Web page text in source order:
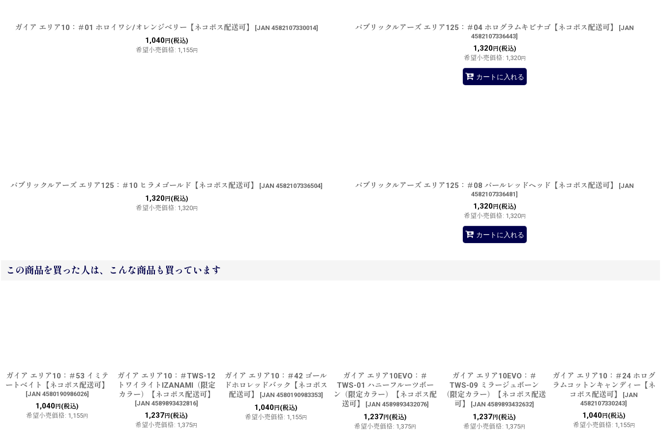
ガイア エリア10：＃01 ホロイワシ/オレンジベリー【ネコポス配送可】 [JAN 4582107330014]
1,040円(税込)
希望小売価格: 1,155円
パブリックルアーズ エリア125：＃04 ホログラムキビナゴ【ネコポス配送可】 [JAN
4582107336443]
1,320円(税込)
希望小売価格: 1,320円
カートに入れる
パブリックルアーズ エリア125：＃10 ヒラメゴールド【ネコポス配送可】 [JAN 4582107336504]
1,320円(税込)
希望小売価格: 1,320円
パブリックルアーズ エリア125：＃08 パールレッドヘッド【ネコポス配送可】 [JAN
4582107336481]
1,320円(税込)
希望小売価格: 1,320円
カートに入れる
この商品を買った人は、こんな商品も買っています
ガイア エリア10：＃53 イミテ
ートベイト【ネコポス配送可】
[JAN 4580190986026]
1,040 円(税込)
希望小売価格: 1,155円
ガイア エリア10：＃TWS-12
トワイライトIZANAMI（限定
カラー）【ネコポス配送可】
[JAN 4589893432816]
1,237 円(税込)
希望小売価格: 1,375円
ガイア エリア10：＃42 ゴール
ドホロレッドバック【ネコポス
配送可】
[JAN 4580190983353]
1,040円(税込)
希望小売価格: 1,155円
ガイア エリア10EVO：＃
TWS-01 ハニーフルーツボー
ン（限定カラー）【ネコポス配
送可】
[JAN 4589893432076]
1,237 円(税込)
希望小売価格: 1,375円
ガイア エリア10EVO：＃
TWS-09 ミラージュボーン
（限定カラー）【ネコポス配送
可】
[JAN 4589893432632]
1,237 円(税込)
希望小売価格: 1,375円
ガイア エリア10：＃24 ホログ
ラムコットンキャンディー【ネ
コポス配送可】
[JAN
4582107330243]
1,040円(税込)
希望小売価格: 1,155円